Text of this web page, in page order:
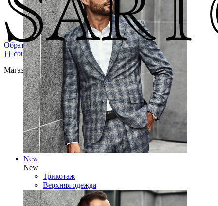
Обратная связь
{{ count }}
Магазин брендовой мужской одежды
New
New
Трикотаж
Верхняя одежда